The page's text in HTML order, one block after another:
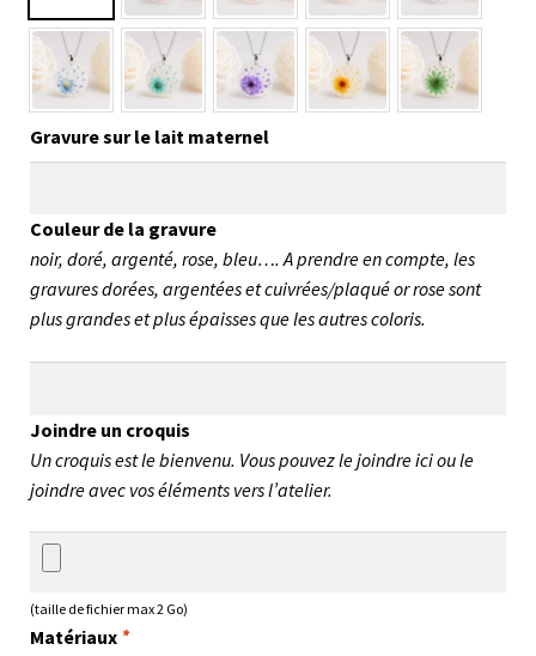
Gravure sur le lait maternel
Couleur de la gravure
noir, doré, argenté, rose, bleu…. A prendre en compte, les
gravures dorées, argentées et cuivrées/plaqué or rose sont
plus grandes et plus épaisses que les autres coloris.
Joindre un croquis
Un croquis est le bienvenu. Vous pouvez le joindre ici ou le
joindre avec vos éléments vers l’atelier.
(taille de fichier max 2 Go)
Matériaux *